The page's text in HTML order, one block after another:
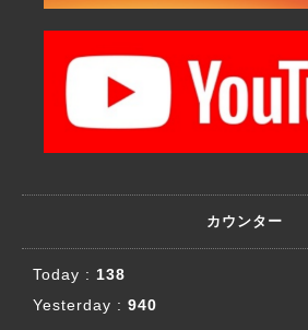
カウンター
Today : 138
Yesterday : 940